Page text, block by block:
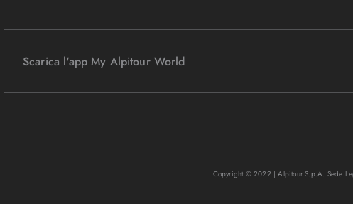
Scarica l'app My Alpitour World
Copyright © 2022 | Alpitour S.p.A. Sede